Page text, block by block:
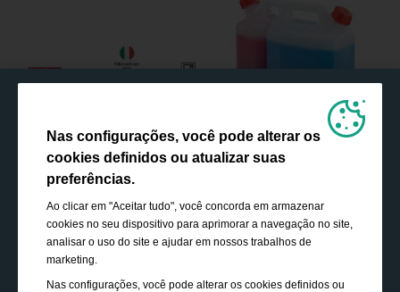
Nas configurações, você pode alterar os
cookies definidos ou atualizar suas
preferências.
Ao clicar em "Aceitar tudo", você concorda em armazenar
cookies no seu dispositivo para aprimorar a navegação no site,
analisar o uso do site e ajudar em nossos trabalhos de
marketing.
Nas configurações, você pode alterar os cookies definidos ou